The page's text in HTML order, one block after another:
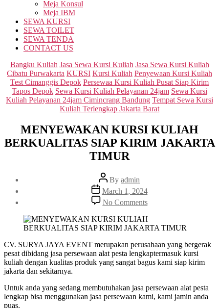
Meja Konsul
Meja IBM
SEWA KURSI
SEWA TOILET
SEWA TENDA
CONTACT US
Categories
Bangku Kuliah Jasa Sewa Kursi Kuliah Jasa Sewa Kursi Kuliah
Cibatu Purwakarta KURSI Kursi Kuliah Penyewaan Kursi Kuliah
Test Cimanggis Depok Persewaa Kursi Kuliah Pusat Siap Kirim
Tapos Depok Sewa Kursi Kuliah Pelayanan 24jam Sewa Kursi
Kuliah Pelayanan 24jam Cimincrang Bandung Tempat Sewa Kursi
Kuliah Terlengkap Jakarta Barat
MENYEWAKAN KURSI KULIAH
BERKUALITAS SIAP KIRIM JAKARTA
TIMUR
Post
author
By admin
Post
date
March 1, 2024
No Commentson
MENYEWAKAN
KURSI
KULIAH
SIAP
KIRIM
JAKARTA
CV. SURYA JAYA EVENT merupakan perusahaan yang bergerak
pesat dibidang jasa persewaan alat pesta lengkaptermasuk kursi
kuliah dengan kualitas produk yang sangat bagus kami siap kirim
jakarta dan sekitarnya.
Untuk anda yang sedang membutuhakan jasa persewaan alat pesta
lengkap bisa menggunakan jasa persewaan kami, kami jamin anda
puas.